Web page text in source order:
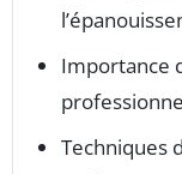
Importance
Techniques